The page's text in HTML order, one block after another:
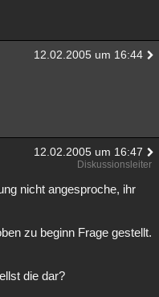
12.02.2005 um 16:44
12.02.2005 um 16:47
Diskussionsleiter
nicht angesproche, ihr
zu beginn Frage gestellt.
die dar?